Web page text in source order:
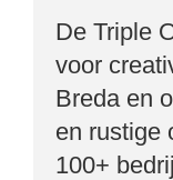
De Triple
voor
Breda en
en rustige
100+